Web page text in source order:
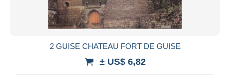
2 GUISE CHATEAU FORT DE GUISE
± US$ 6,82